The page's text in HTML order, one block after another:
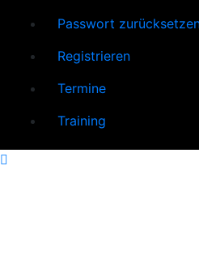
Passwort
Registrieren
Termine
Training